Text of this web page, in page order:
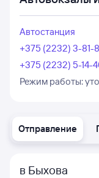
Отправление
в Быхова
Автостанция
+375 (2232) 3-81-
+375 (2232) 5-14-
Режим работы: